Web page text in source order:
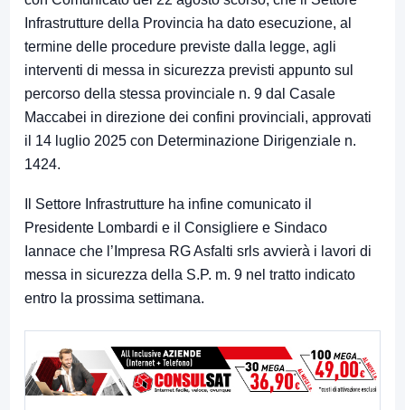
Infrastrutture della Provincia ha dato esecuzione, al
termine delle procedure previste dalla legge, agli
interventi di messa in sicurezza previsti appunto sul
percorso della stessa provinciale n. 9 dal Casale
Maccabei in direzione dei confini provinciali, approvati
il 14 luglio 2025 con Determinazione Dirigenziale n.
1424.
Il Settore Infrastrutture ha infine comunicato il
Presidente Lombardi e il Consigliere e Sindaco
Iannace che l’Impresa RG Asfalti srls avvierà i lavori di
messa in sicurezza della S.P. m. 9 nel tratto indicato
entro la prossima settimana.